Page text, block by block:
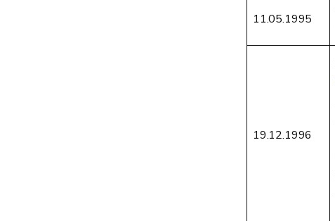
11.05.1995
19.12.1996